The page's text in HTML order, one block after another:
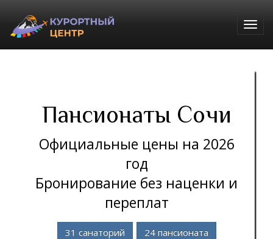
Пансионаты Сочи
Официальные цены на 2026
год
Бронирование без наценки и
переплат
31 санаторий
24 пансионата